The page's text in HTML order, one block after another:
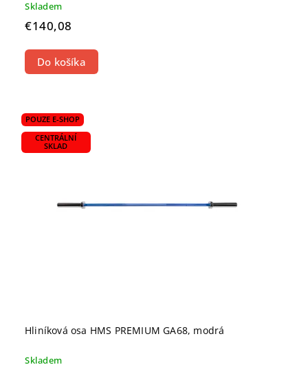
Skladem
€140,08
Do košíka
POUZE E-SHOP
CENTRÁLNÍ
SKLAD
Hliníková osa HMS PREMIUM GA68, modrá
Skladem